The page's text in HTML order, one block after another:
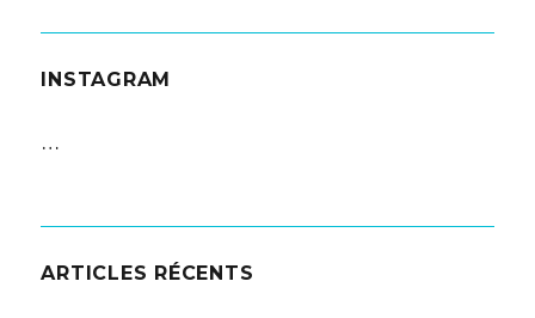
INSTAGRAM
…
ARTICLES RÉCENTS